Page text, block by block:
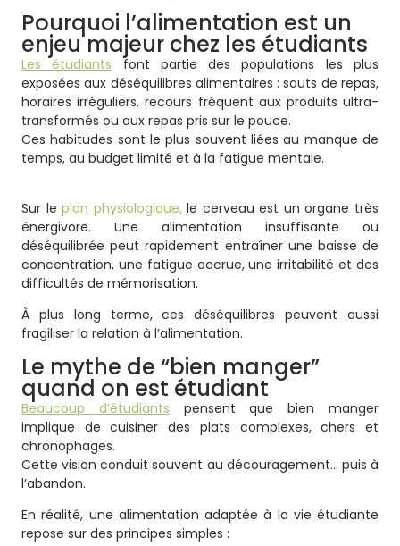
Pourquoi l’alimentation est un
enjeu majeur chez les étudiants
Les étudiants font partie des populations les plus
exposées aux déséquilibres alimentaires : sauts de repas,
horaires irréguliers, recours fréquent aux produits ultra-
transformés ou aux repas pris sur le pouce.
Ces habitudes sont le plus souvent liées au manque de
temps, au budget limité et à la fatigue mentale.
Sur leplan physiologique,le cerveau est un organe très
énergivore. Une alimentation insuffisante ou
déséquilibrée peut rapidement entraîner une baisse de
concentration, une fatigue accrue, une irritabilité et des
difficultés de mémorisation.
À plus long terme, ces déséquilibres peuvent aussi
fragiliser la relation à l’alimentation.
Le mythe de “bien manger”
quand on est étudiant
Beaucoup d’étudiants pensent que bien manger
implique de cuisiner des plats complexes, chers et
chronophages.
Cette vision conduit souvent au découragement… puis à
l’abandon.
En réalité, une alimentation adaptée à la vie étudiante
repose sur des principes simples :